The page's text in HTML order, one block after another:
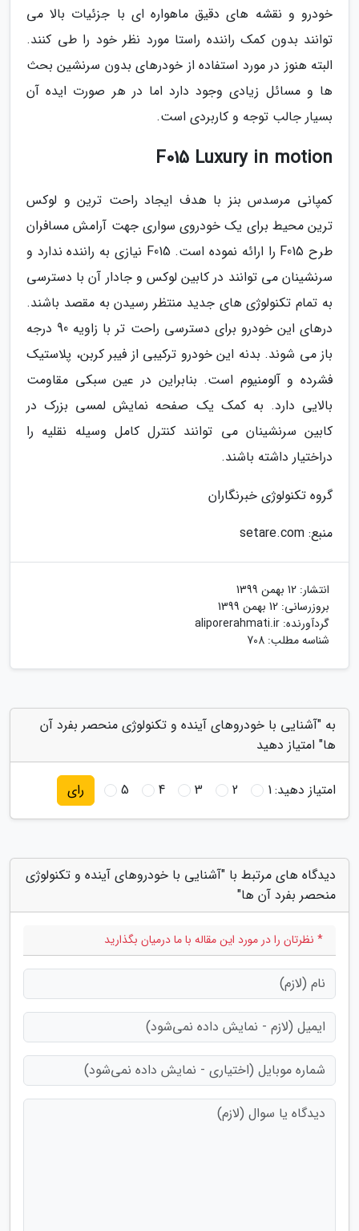
خودرو و نقشه های دقیق ماهواره ای با جزئیات بالا می
توانند بدون کمک راننده راستا مورد نظر خود را طی کنند.
البته هنوز در مورد استفاده از خودرهای بدون سرنشین بحث
ها و مسائل زیادی وجود دارد اما در هر صورت ایده آن
بسیار جالب توجه و کاربردی است.
F015 Luxury in motion
کمپانی مرسدس بنز با هدف ایجاد راحت ترین و لوکس
ترین محیط برای یک خودروی سواری جهت آرامش مسافران
طرح F015 را ارائه نموده است. F015 نیازی به راننده ندارد و
سرنشینان می توانند در کابین لوکس و جادار آن با دسترسی
به تمام تکنولوژی های جدید منتظر رسیدن به مقصد باشند.
درهای این خودرو برای دسترسی راحت تر با زاویه 90 درجه
باز می شوند. بدنه این خودرو ترکیبی از فیبر کربن، پلاستیک
فشرده و آلومنیوم است. بنابراین در عین سبکی مقاومت
بالایی دارد. به کمک یک صفحه نمایش لمسی بزرک در
کابین سرنشینان می توانند کنترل کامل وسیله نقلیه را
دراختیار داشته باشند.
گروه تکنولوژی خبرنگاران
منبع: setare.com
انتشار: 12 بهمن 1399
بروزرسانی: 12 بهمن 1399
گردآورنده: aliporerahmati.ir
شناسه مطلب: 708
به "آشنایی با خودروهای آینده و تکنولوژی منحصر بفرد آن
ها" امتیاز دهید
امتیاز دهید:1
2
3
4
5 رای
دیدگاه های مرتبط با "آشنایی با خودروهای آینده و تکنولوژی
منحصر بفرد آن ها"
* نظرتان را در مورد این مقاله با ما درمیان بگذارید